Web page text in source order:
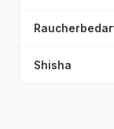
Shisha